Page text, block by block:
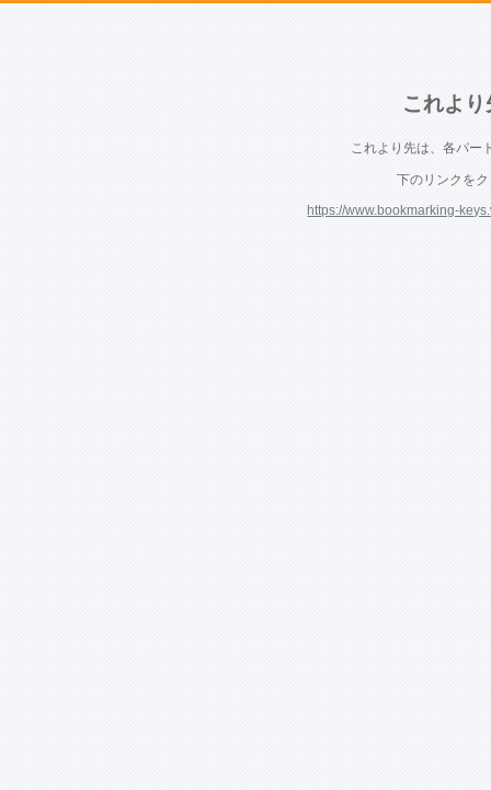
これよ
これより先は、各パー
下のリンクを
https://www.bookmarking-